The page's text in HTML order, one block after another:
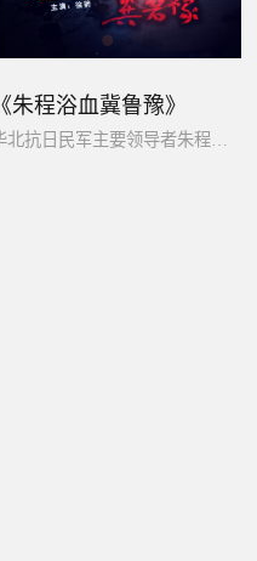
《朱程浴血冀鲁豫》
华北抗日民军主要领导者朱程的生平事迹